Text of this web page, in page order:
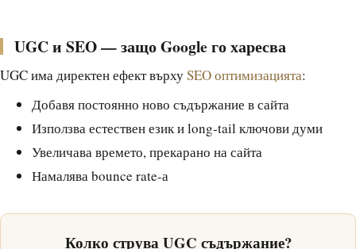
UGC и SEO — защо Google го харесва
UGC има директен ефект върхуSEO оптимизацията:
Добавя постоянно ново съдържание в сайта
Използва естествен език и long-tail ключови думи
Увеличава времето, прекарано на сайта
Намалява bounce rate-а
Колко струва UGC съдържание?